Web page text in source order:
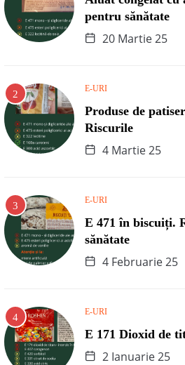
pentru sănătate
20 Martie 25
E-URI
Produse de
Riscurile
4 Martie 25
E-URI
E 471 în biscuiți.
sănătate
4 Februarie 25
E-URI
E 171 Dioxid de
2 Ianuarie 25